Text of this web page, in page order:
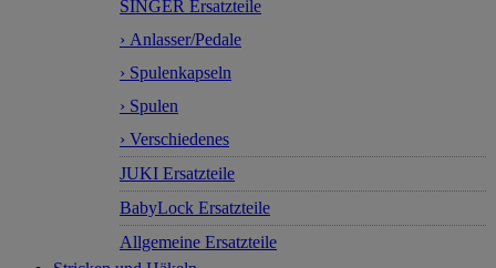
SINGER Ersatzteile
› Anlasser/Pedale
› Spulenkapseln
› Spulen
› Verschiedenes
JUKI Ersatzteile
BabyLock Ersatzteile
Allgemeine Ersatzteile